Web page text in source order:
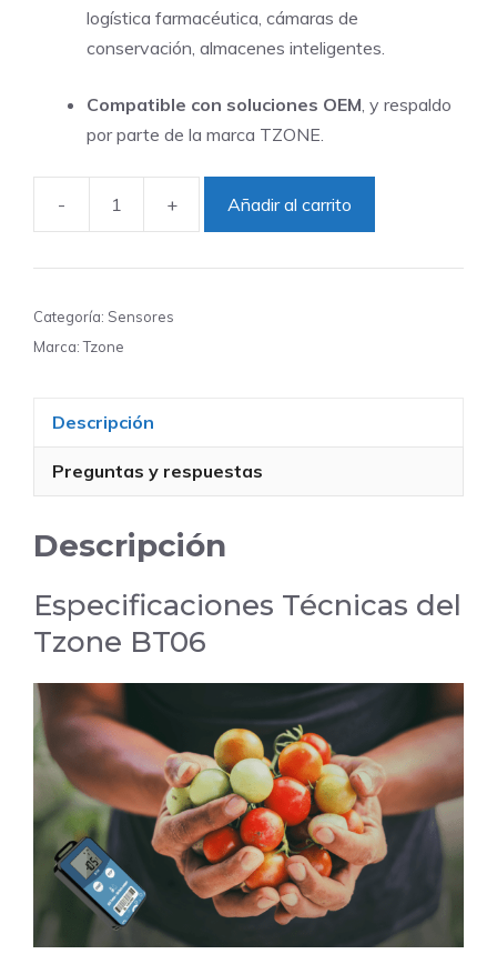
logística farmacéutica, cámaras de
conservación, almacenes inteligentes.
Compatible con soluciones OEM, y respaldo
por parte de la marca TZONE.
-
Sensor
+ Añadir al carrito
Categoría: Sensores
Marca:Tzone
Descripción
Preguntas y respuestas
Descripción
Especificaciones Técnicas del
Tzone BT06